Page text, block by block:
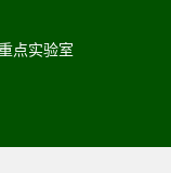
点实验室